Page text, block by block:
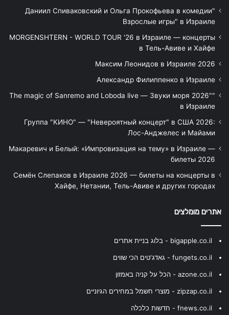
"Даниил Спиваковский и Ольга Прокофьева в комедии
Взрослые игры" в Израиле
MORGENSHTERN - WORLD TOUR '26 в Израиле — концерты
в Тель-Авиве и Хайфе
Максим Леонидов в Израиле 2026
Александр Филиппенко в Израиле
"The magic of Sanremo and Loboda live — Звуки моря 2026"
в Израиле
Группа "КИНО" — "Невероятный концерт" в США 2026:
Лос-Анджелес и Майами
Макаревич и Белый: «Импровизация на тему» в Израиле —
билеты 2026
Семён Слепаков в Израиле 2026 — билеты на концерты в
Хайфе, Нетании, Тель-Авиве и других городах
אתרים מומלצים
bigapple.co.il - בלוג בניית אתרים
fungets.co.il - גאדג'טים הכי שווים
azone.co.il - הכל על קניה באמזון
zipzap.co.il - מוצרי חשמל במחירים הגיוניים
fnews.co.il - חדשות כלכלה